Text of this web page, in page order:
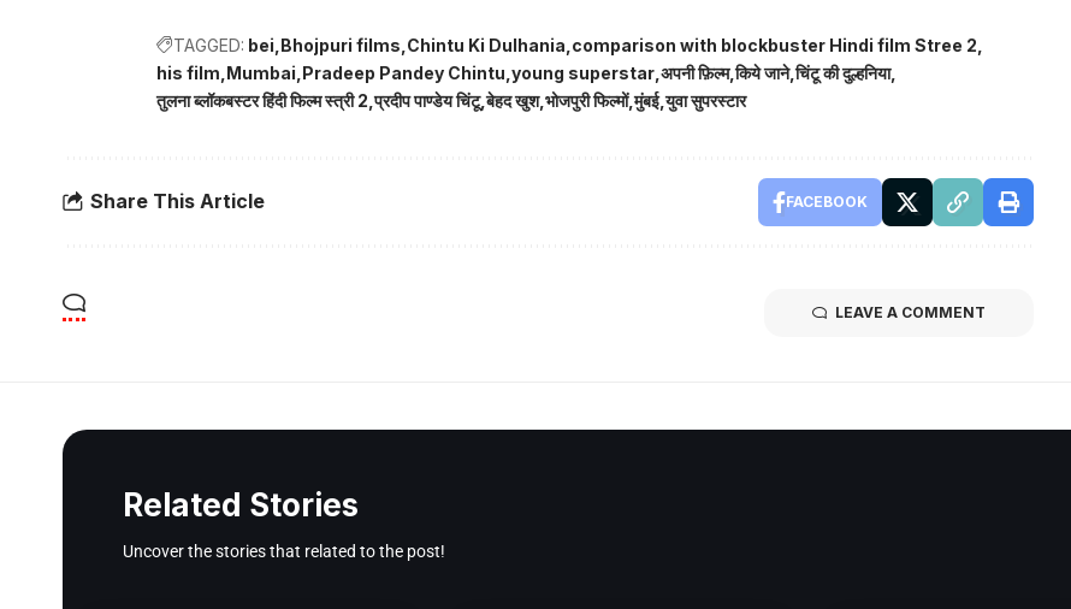
TAGGED: bei Bhojpuri films Chintu Ki Dulhania comparison with blockbuster Hindi film Stree 2
his film Mumbai Pradeep Pandey Chintu young superstar अपनी फ़िल्म किये जाने चिंटू की दुल्हनिया
तुलना ब्लॉकबस्टर हिंदी फिल्म स्त्री 2 प्रदीप पाण्डेय चिंटू बेहद खुश भोजपुरी फिल्मों मुंबई युवा सुपरस्टार
Share This Article FACEBOOK
LEAVE A COMMENT
Related Stories
Uncover the stories that related to the post!